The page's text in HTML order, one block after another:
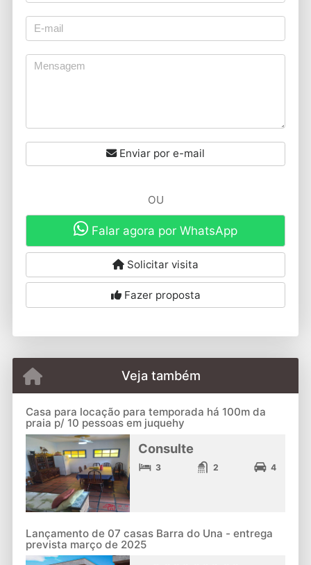
Enviar por e-mail
OU
Falar agora por WhatsApp
Solicitar visita
Fazer proposta
Veja também
Casa para locação para temporada há 100m da
praia p/ 10 pessoas em juquehy
Consulte
3 2 4
Lançamento de 07 casas Barra do Una - entrega
prevista março de 2025